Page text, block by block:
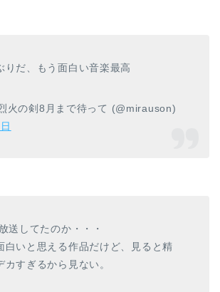
りだ、もう面白い音楽最高
火の剣8月まで待って (@mirauson)
送してたのか・・・
白いと思える作品だけど、見ると精
カすぎるから見ない。